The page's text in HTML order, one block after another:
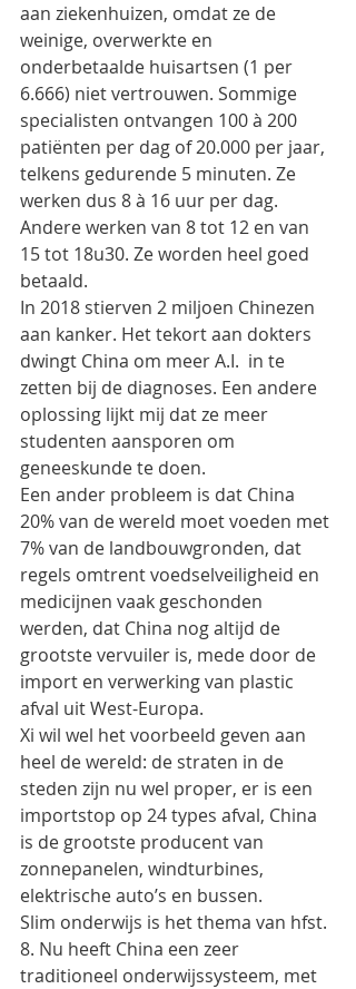
aan ziekenhuizen, omdat ze de
weinige, overwerkte en
onderbetaalde huisartsen (1 per
6.666) niet vertrouwen. Sommige
specialisten ontvangen 100 à 200
patiënten per dag of 20.000 per jaar,
telkens gedurende 5 minuten. Ze
werken dus 8 à 16 uur per dag.
Andere werken van 8 tot 12 en van
15 tot 18u30. Ze worden heel goed
betaald.
In 2018 stierven 2 miljoen Chinezen
aan kanker. Het tekort aan dokters
dwingt China om meer A.I.  in te
zetten bij de diagnoses. Een andere
oplossing lijkt mij dat ze meer
studenten aansporen om
geneeskunde te doen.
Een ander probleem is dat China
20% van de wereld moet voeden met
7% van de landbouwgronden, dat
regels omtrent voedselveiligheid en
medicijnen vaak geschonden
werden, dat China nog altijd de
grootste vervuiler is, mede door de
import en verwerking van plastic
afval uit West-Europa.
Xi wil wel het voorbeeld geven aan
heel de wereld: de straten in de
steden zijn nu wel proper, er is een
importstop op 24 types afval, China
is de grootste producent van
zonnepanelen, windturbines,
elektrische auto’s en bussen.
Slim onderwijs is het thema van hfst.
8. Nu heeft China een zeer
traditioneel onderwijssysteem, met